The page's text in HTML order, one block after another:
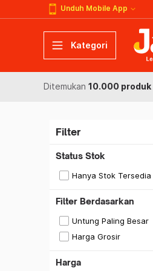
Unduh Mobile App
Kategori
Ditemukan 10.000 produk
Filter
Status Stok
Hanya Stok Tersedia
Filter Berdasarkan
Untung Paling Besar
Harga Grosir
Harga